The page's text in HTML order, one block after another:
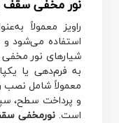
نور مخفی سقف
راویز معمولاً
استفاده می‌شود و
شیارهای نور
به فرم‌دهی یا
معمولاً شامل نصب
و پرداخت سطح،
است. نورمخفی